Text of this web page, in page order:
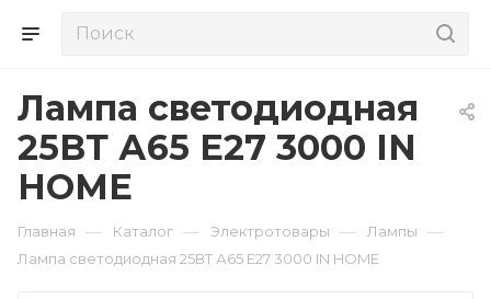
Лампа светодиодная
25ВТ А65 Е27 3000 IN
HOME
Главная — Каталог — Электротовары — Лампы —
Лампа светодиодная 25ВТ А65 Е27 3000 IN HOME